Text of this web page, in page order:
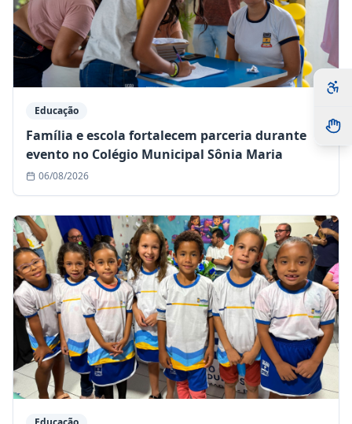
Educação
Família e escola fortalecem parceria durante
evento no Colégio Municipal Sônia Maria
06/08/2026